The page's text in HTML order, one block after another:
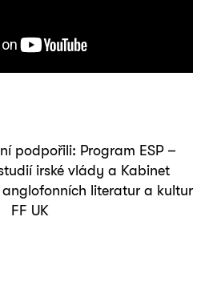
podpořili: Program ESP –
irské vlády a Kabinet
literatur a kultur
FF UK